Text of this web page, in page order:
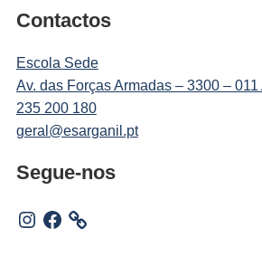
Contactos
Escola Sede
Av. das Forças Armadas – 3300 – 011
235 200 180
geral@esarganil.pt
Segue-nos
Instagram
Facebook